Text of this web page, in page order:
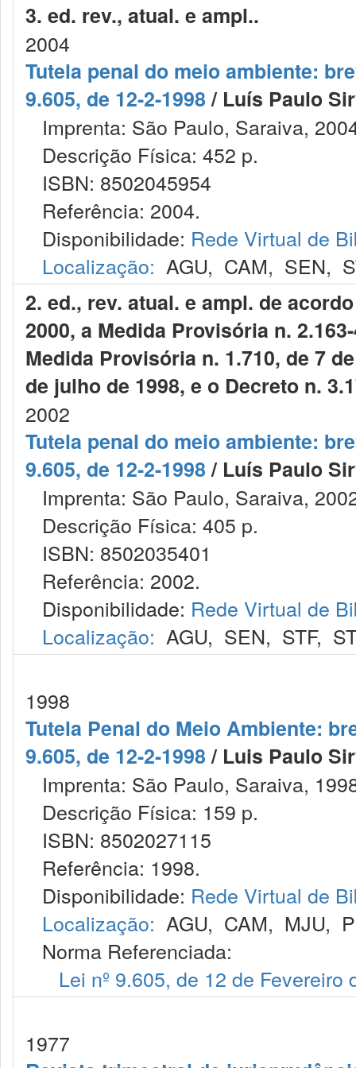
3. ed. rev., atual. e ampl..
2004
Tutela penal do meio ambiente:
9.605, de 12-2-1998/ Luís Paulo
Imprenta: São Paulo, Saraiva,
Descrição Física: 452 p.
ISBN: 8502045954
Referência: 2004.
Disponibilidade: Rede Virtual de
Localização: AGU, CAM, SEN,
2. ed., rev. atual. e ampl. de
2000, a Medida Provisória n.
Medida Provisória n. 1.710, de 7
de julho de 1998, e o Decreto n.
2002
Tutela penal do meio ambiente:
9.605, de 12-2-1998/ Luís Paulo
Imprenta: São Paulo, Saraiva,
Descrição Física: 405 p.
ISBN: 8502035401
Referência: 2002.
Disponibilidade: Rede Virtual de
Localização: AGU, SEN, STF,
1998
Tutela Penal do Meio Ambiente:
9.605, de 12-2-1998/ Luis Paulo
Imprenta: São Paulo, Saraiva,
Descrição Física: 159 p.
ISBN: 8502027115
Referência: 1998.
Disponibilidade: Rede Virtual de
Localização: AGU, CAM, MJU,
Norma Referenciada:
Lei nº 9.605, de 12 de Fevereiro
1977